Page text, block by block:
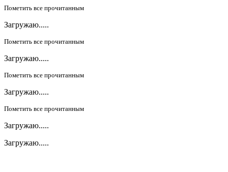
Пометить все прочитанным
Загружаю.....
Пометить все прочитанным
Загружаю.....
Пометить все прочитанным
Загружаю.....
Пометить все прочитанным
Загружаю.....
Загружаю.....